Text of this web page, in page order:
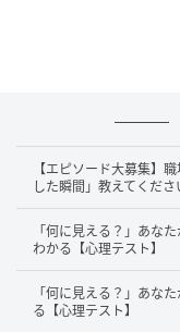
パシティが小さ
「赤い目の鬼」を
感情的で刺激の強
囲の空気や他者の
に吸収しやすい状
脳内のキャパシテ
【エピソード大募集】
した瞬間」教えてくださ
「何に見える？」あな
わかる【心理テスト】
「何に見える？」あな
る【心理テスト】